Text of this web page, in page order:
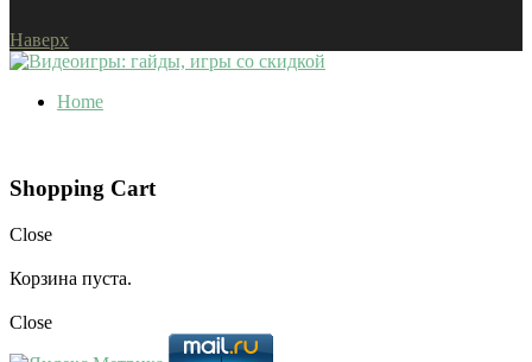
Наверх
Home
Shopping Cart
Close
Корзина пуста.
Close